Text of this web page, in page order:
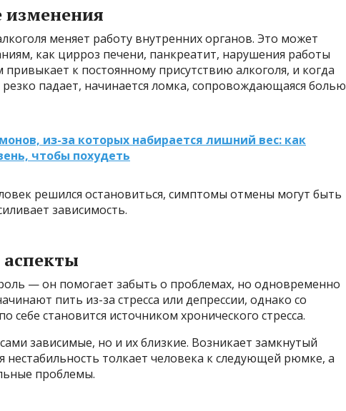
изменения
меняет работу внутренних органов. Это может
как цирроз печени, панкреатит, нарушения работы
привыкает к постоянному присутствию алкоголя, и когда
падает, начинается ломка, сопровождающаяся болью
из-за которых набирается лишний вес: как
чтобы похудеть
решился остановиться, симптомы отмены могут быть
зависимость.
аспекты
— он помогает забыть о проблемах, но одновременно
пить из-за стресса или депрессии, однако со
себе становится источником хронического стресса.
зависимые, но и их близкие. Возникает замкнутый
нестабильность толкает человека к следующей рюмке, а
проблемы.